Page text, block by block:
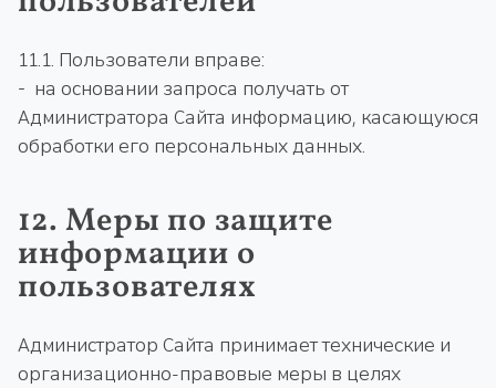
11.1. Пользователи вправе:
- на основании запроса получать от
Администратора Сайта информацию, касающуюся
обработки его персональных данных.
12. Меры по защите
информации о
пользователях
Администратор Сайта принимает технические и
организационно-правовые меры в целях